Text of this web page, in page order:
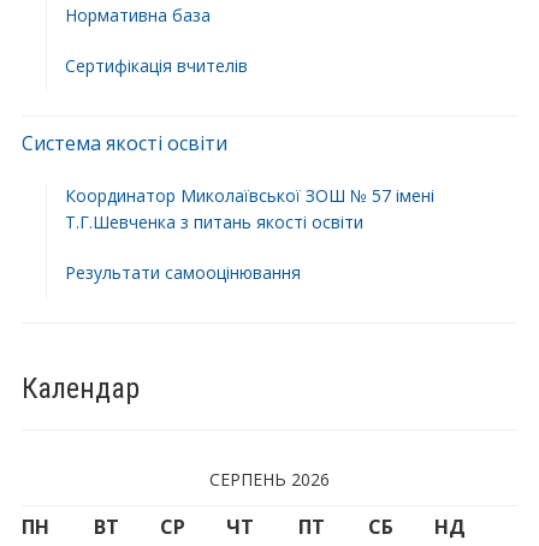
Нормативна база
Сертифікація вчителів
Система якості освіти
Координатор Миколаївської ЗОШ № 57 імені
Т.Г.Шевченка з питань якості освіти
Результати самооцінювання
Календар
СЕРПЕНЬ 2026
ПН ВТ СР ЧТ ПТ СБ НД